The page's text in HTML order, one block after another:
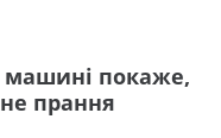
машині покаже,
прання